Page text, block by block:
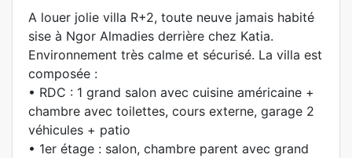
A louer jolie villa R+2, toute neuve jamais habité
sise à Ngor Almadies derrière chez Katia.
Environnement très calme et sécurisé. La villa est
composée :
• RDC : 1 grand salon avec cuisine américaine +
chambre avec toilettes, cours externe, garage 2
véhicules + patio
• 1er étage : salon, chambre parent avec grand